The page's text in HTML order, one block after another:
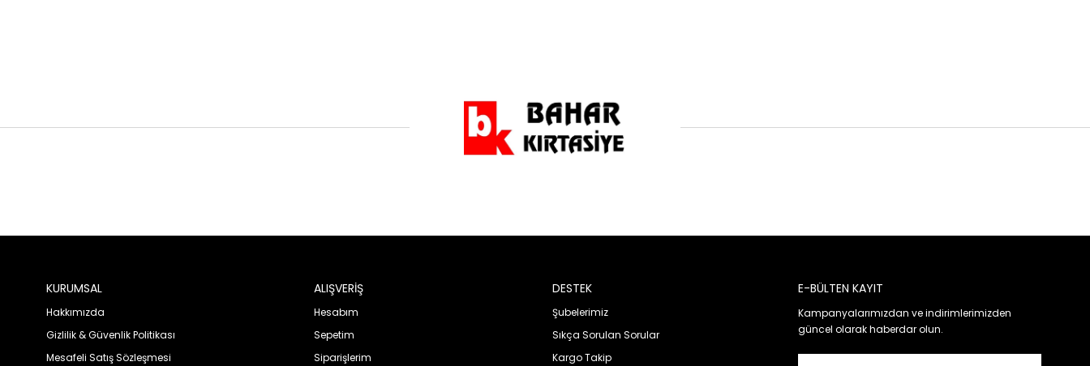
KURUMSAL
Hakkımızda
Gizlilik & Güvenlik Politikası
Mesafeli Satış Sözleşmesi
ALIŞVERİŞ
Hesabım
Sepetim
Siparişlerim
DESTEK
Şubelerimiz
Sıkça Sorulan Sorular
Kargo Takip
E-BÜLTEN KAYIT
Kampanyalarımızdan ve indirimlerimizden
güncel olarak haberdar olun.